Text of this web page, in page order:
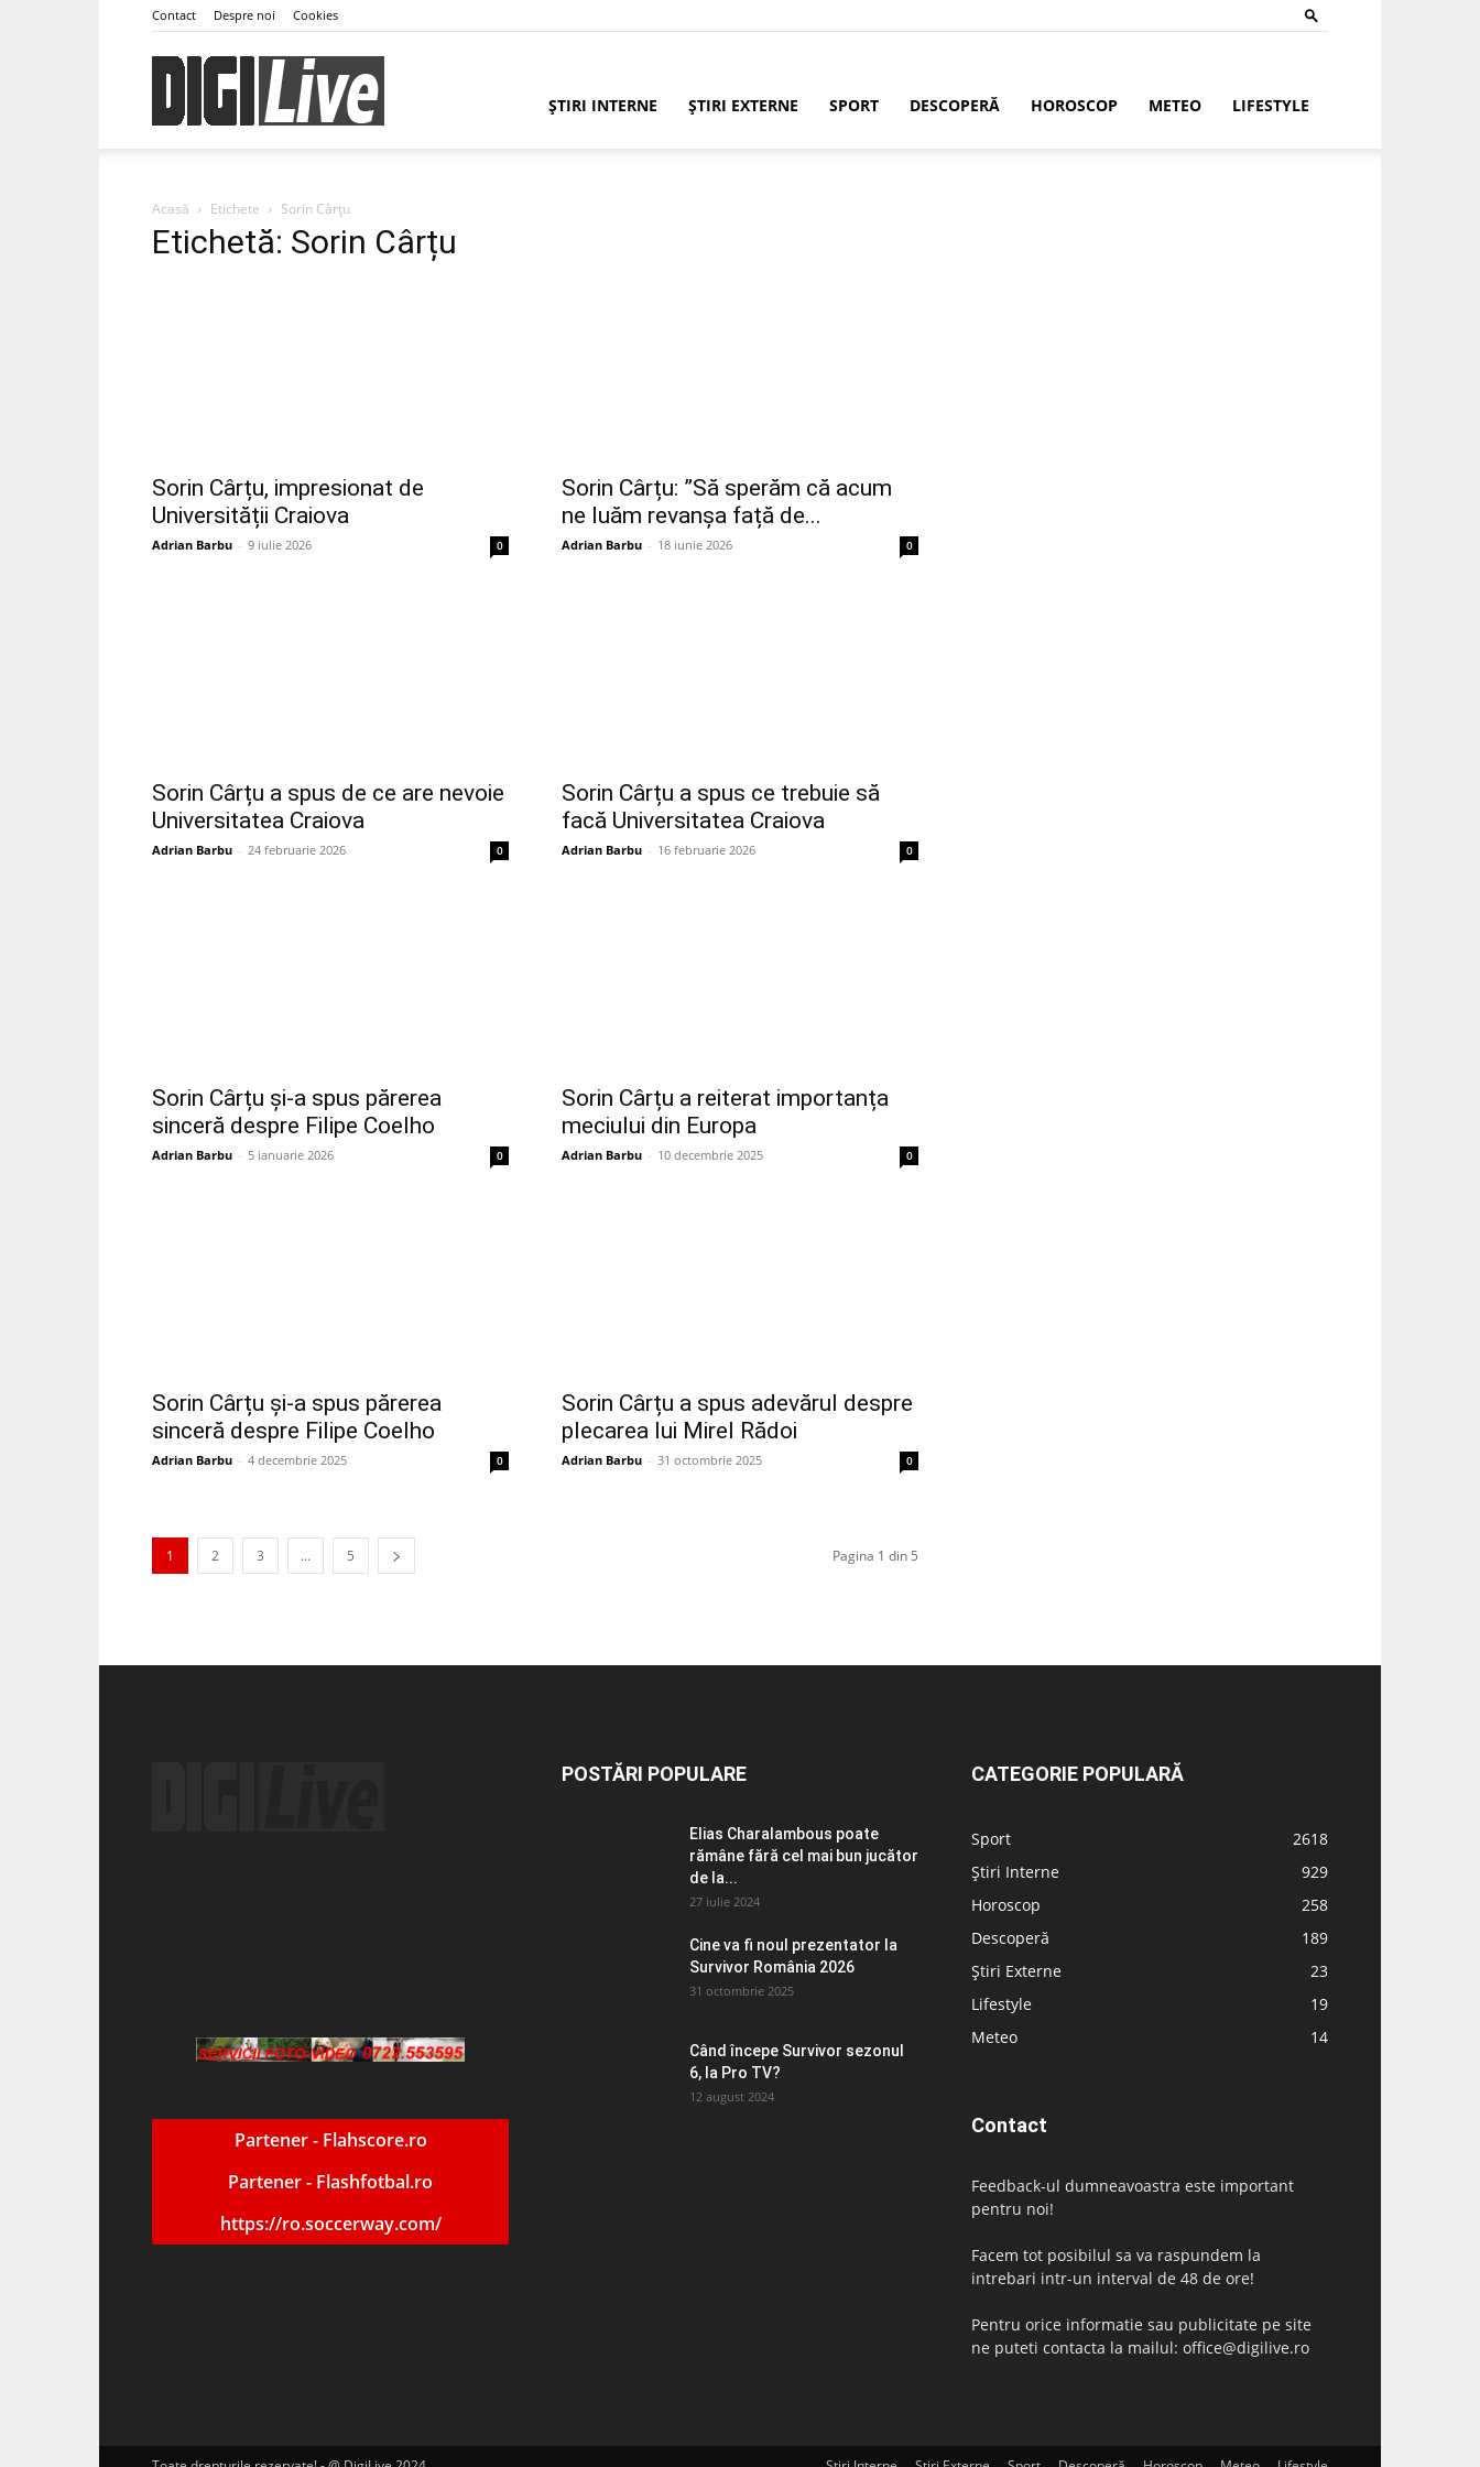
Contact Despre noi Cookies
ȘTIRI INTERNE ȘTIRI EXTERNE SPORT DESCOPERĂ HOROSCOP METEO LIFESTYLE
Acasă Etichete Sorin Cârțu
Etichetă: Sorin Cârțu
Sorin Cârțu, impresionat de
Universității Craiova
Adrian Barbu - 9 iulie 2026 0
Sorin Cârțu: ”Să sperăm că acum
ne luăm revanșa față de...
Adrian Barbu - 18 iunie 2026 0
Sorin Cârțu a spus de ce are nevoie
Universitatea Craiova
Adrian Barbu - 24 februarie 2026 0
Sorin Cârțu a spus ce trebuie să
facă Universitatea Craiova
Adrian Barbu - 16 februarie 2026 0
Sorin Cârțu și-a spus părerea
sinceră despre Filipe Coelho
Adrian Barbu - 5 ianuarie 2026 0
Sorin Cârțu a reiterat importanța
meciului din Europa
Adrian Barbu - 10 decembrie 2025 0
Sorin Cârțu și-a spus părerea
sinceră despre Filipe Coelho
Adrian Barbu - 4 decembrie 2025 0
Sorin Cârțu a spus adevărul despre
plecarea lui Mirel Rădoi
Adrian Barbu - 31 octombrie 2025 0
1 2 3 ... 5 Pagina 1 din 5
Partener - Flahscore.ro
Partener - Flashfotbal.ro
https://ro.soccerway.com/
POSTĂRI POPULARE
Elias Charalambous poate
rămâne fără cel mai bun jucător
de la...
27 iulie 2024
Cine va fi noul prezentator la
Survivor România 2026
31 octombrie 2025
Când începe Survivor sezonul
6, la Pro TV?
12 august 2024
CATEGORIE POPULARĂ
Sport
2618
Știri Interne
929
Horoscop
258
Descoperă
189
Știri Externe
23
Lifestyle
19
Meteo
14
Contact
Feedback-ul dumneavoastra este important
pentru noi!
Facem tot posibilul sa va raspundem la
intrebari intr-un interval de 48 de ore!
Pentru orice informatie sau publicitate pe site
ne puteti contacta la mailul: office@digilive.ro